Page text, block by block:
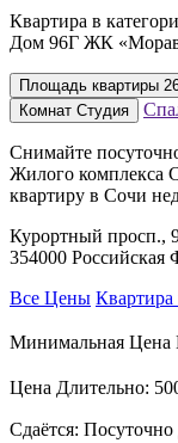
Квартира в
Дом 96Г ЖК
Площадь квартиры
Комнат Студия
Снимайте
Жилого комплекса
квартиру в Сочи
Курортный просп.,
354000 Российская
Все Цены Квартира
Минимальная Цена
Цена Длительно:
Сдаётся: